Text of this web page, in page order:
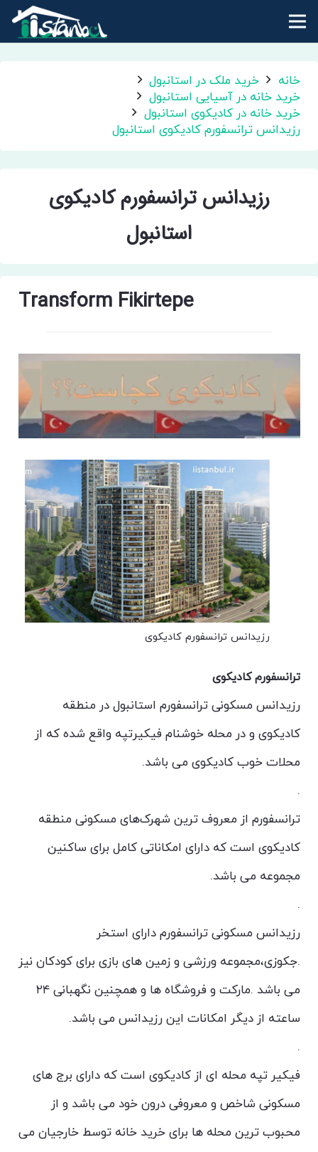
خانه
خرید ملک در استانبول
خرید خانه در آسیایی استانبول
خرید خانه در کادیکوی استانبول
رزیدانس ترانسفورم کادیکوی استانبول
رزیدانس ترانسفورم کادیکوی
استانبول
Transform Fikirtepe
رزیدانس ترانسفورم کادیکوی
ترانسفورم کادیکوی
رزیدانس مسکونی ترانسفورم استانبول در منطقه
کادیکوی و در محله خوشنام فیکیرتپه واقع شده که از
محلات خوب کادیکوی می باشد.
.
ترانسفورم از معروف ترین شهرک‌های مسکونی منطقه
کادیکوی است که دارای امکاناتی کامل برای ساکنین‌
مجموعه می باشد.
.
رزیدانس مسکونی ترانسفورم دارای استخر
.جکوزی،مجموعه ورزشی و زمین های بازی برای کودکان نیز
می باشد .مارکت و فروشگاه ها و همچنین نگهبانی ۲۴
ساعته از دیگر امکانات این رزیدانس می باشد.
.
فیکیر تپه محله ای از کادیکوی است که دارای برج های
مسکونی شاخص و معروفی درون خود می باشد و از
محبوب ترین محله ها برای خرید خانه توسط خارجیان می